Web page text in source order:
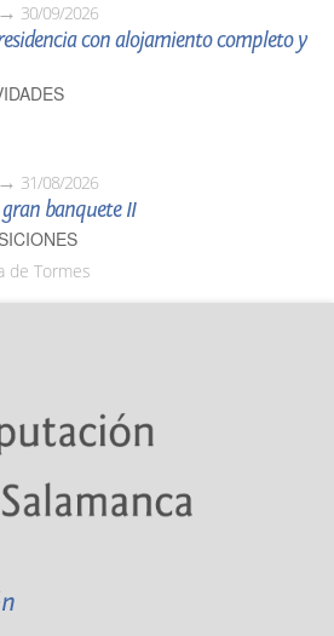
30/09/2026
con alojamiento completo y
31/08/2026
banquete II
de Tormes